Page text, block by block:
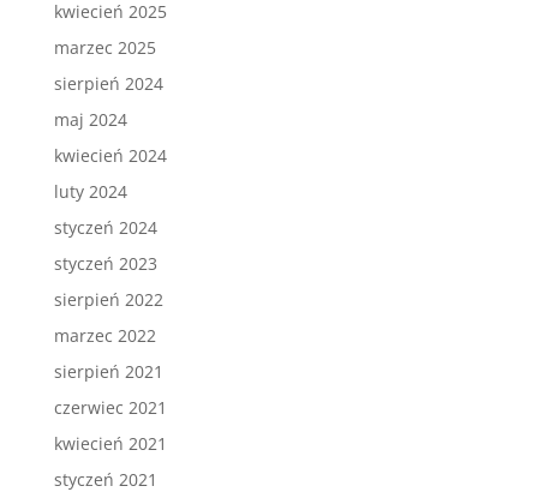
kwiecień 2025
marzec 2025
sierpień 2024
maj 2024
kwiecień 2024
luty 2024
styczeń 2024
styczeń 2023
sierpień 2022
marzec 2022
sierpień 2021
czerwiec 2021
kwiecień 2021
styczeń 2021